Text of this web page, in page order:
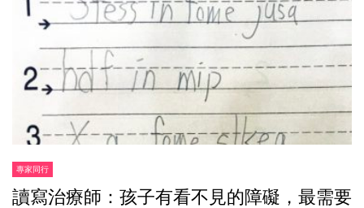
專家同行
讀寫治療師：孩子有看不見的障礙，最需要